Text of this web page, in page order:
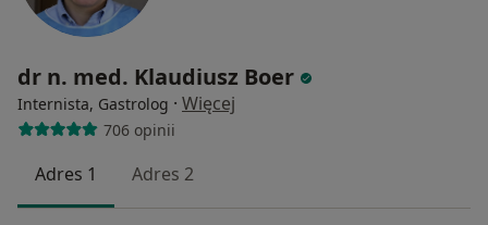
dr n. med. Klaudiusz Boer
Internista, Gastrolog · Więcej
706 opinii
Adres 1 Adres 2